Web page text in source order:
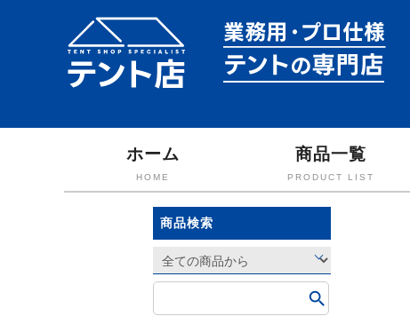
ホーム
HOME
商品一覧
PRODUCT LIST
商品検索